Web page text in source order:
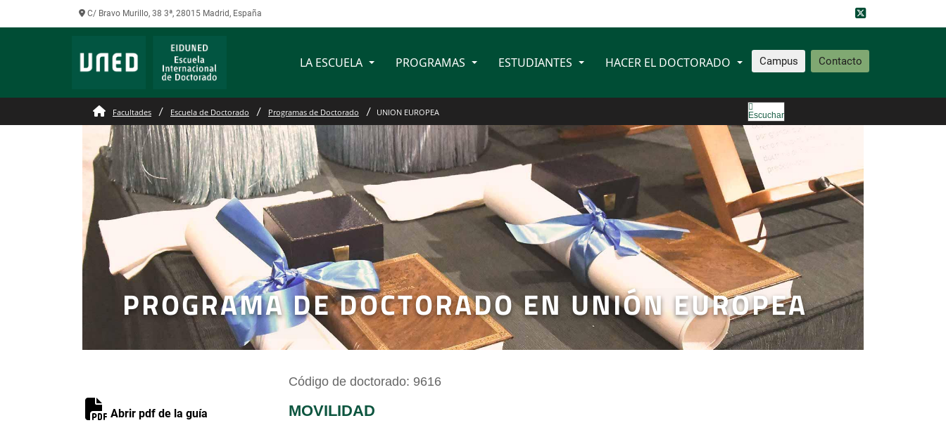
C/ Bravo Murillo, 38 3ª, 28015 Madrid, España
Campus Contacto
LA ESCUELA PROGRAMAS ESTUDIANTES HACER EL DOCTORADO
Facultades Escuela de Doctorado Programas de Doctorado UNION EUROPEA Escuchar
PROGRAMA DE DOCTORADO EN UNIÓN EUROPEA
Abrir pdf de la guía
Código de doctorado: 9616
MOVILIDAD